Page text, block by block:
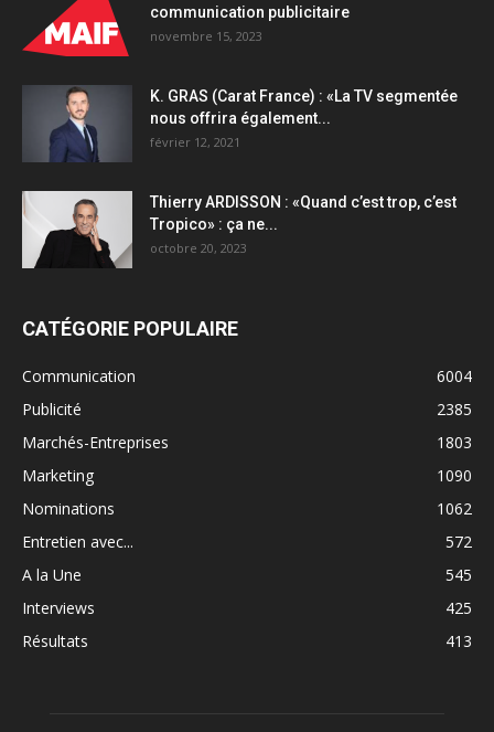
communication publicitaire
novembre 15, 2023
K. GRAS (Carat France) : «La TV segmentée
nous offrira également...
février 12, 2021
Thierry ARDISSON : «Quand c’est trop, c’est
Tropico» : ça ne...
octobre 20, 2023
CATÉGORIE POPULAIRE
Communication
6004
Publicité
2385
Marchés-Entreprises
1803
Marketing
1090
Nominations
1062
Entretien avec...
572
A la Une
545
Interviews
425
Résultats
413